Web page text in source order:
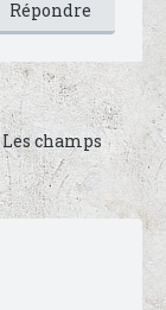
Répondre
Les champs